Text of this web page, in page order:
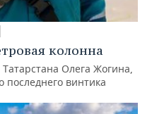
колонна
Олега Жогина,
последнего винтика